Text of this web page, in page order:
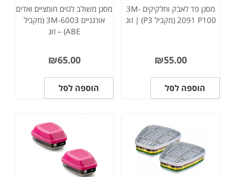
מסנן פד לאבק וחלקיקים 3M-
2091 P100 (מקביל P3) | זוג
₪55.00
הוספה לסל
מסנן משולב לגזים חומציים ואדים
אורגניים 3M-6003 (מקביל
ABE) – זוג
₪65.00
הוספה לסל